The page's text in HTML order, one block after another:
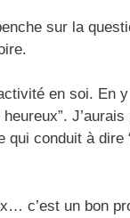
sur la
en soi. En
conduit à dire
c’est un bon